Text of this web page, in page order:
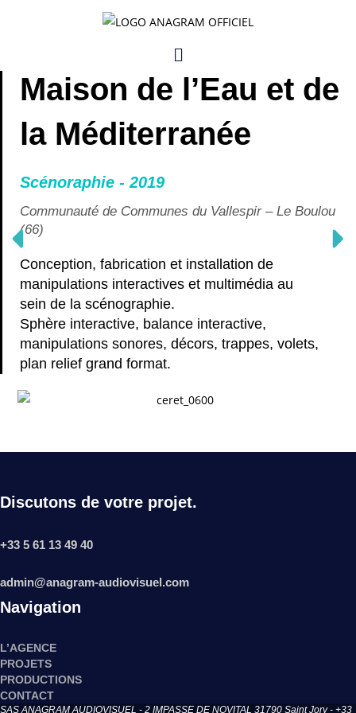
Maison de l’Eau et de
la Méditerranée
Scénoraphie - 2019
Communauté de Communes du Vallespir – Le Boulou
(66)
Conception, fabrication et installation de
manipulations interactives et multimédia au
sein de la scénographie.
Sphère interactive, balance interactive,
manipulations sonores, décors, trappes, volets,
plan relief grand format.
Discutons de votre projet.
+33 5 61 13 49 40
admin@anagram-audiovisuel.com
Navigation
L’AGENCE
PROJETS
PRODUCTIONS
CONTACT
SAS ANAGRAM AUDIOVISUEL - 2 IMPASSE DE NOVITAL 31790 Saint Jory - +33